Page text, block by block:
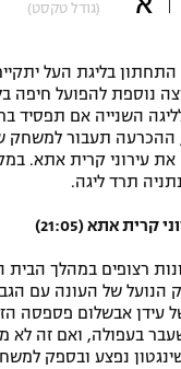
1 – "מרלן"
1
לבית עסק
(גודל טקסט)
נוספת להפועל חיפה
השנייה אם תפסיד
תעבור למשחק
את עירוני קרית אתא.
תרד ליגה.
קרית אתא (21:05)
רצופים במהלך הבית
הנועל של העונה עם
עידן אבשלום פספסה
בעפולה, ואם זה לא
נפצע ובספק